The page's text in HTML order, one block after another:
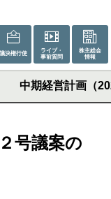
議決権行使
ライブ・
事前質問
株主総会
情報
中期経営計画（
号議案の